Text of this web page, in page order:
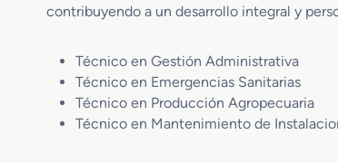
contribuyendo a un desarrollo integral y
Técnico en Gestión Administrativa
Técnico en Emergencias Sanitarias
Técnico en Producción Agropecuaria
Técnico en Mantenimiento de